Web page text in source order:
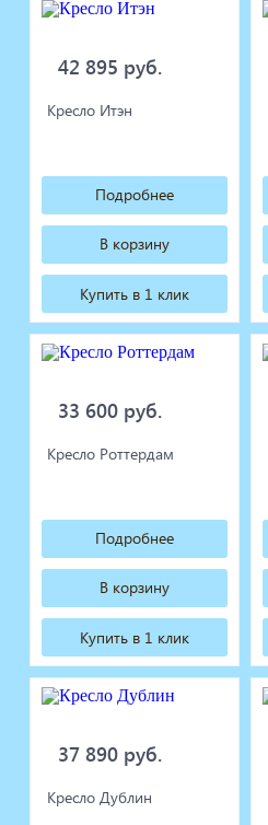
42 895 руб.
Кресло Итэн
Подробнее
В корзину
Купить в 1 клик
33 600 руб.
Кресло Роттердам
Подробнее
В корзину
Купить в 1 клик
37 890 руб.
Кресло Дублин